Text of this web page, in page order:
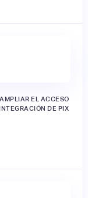
EL ACCESO
DE PIX